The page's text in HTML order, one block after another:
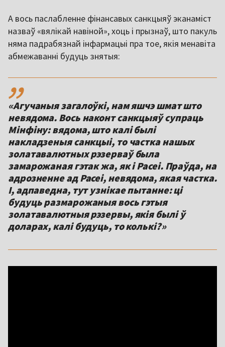
А вось паслабленне фінансавых санкцыяў эканаміст
назваў «вялікай навіной», хоць і прызнаў, што пакуль
няма падрабязнай інфармацыі пра тое, якія менавіта
абмежаванні будуць знятыя:
,,
«Агучаныя загалоўкі, нам яшчэ шмат што
невядома. Вось наконт санкцыяў супраць
Мінфіну: вядома, што калі былі
накладзеныя санкцыі, то частка нашых
золатавалютных рэзерваў была
замарожаная гэтак жа, як і Расеі. Праўда, на
адрозненне ад Расеі, невядома, якая частка.
І, адпаведна, тут узнікае пытанне: ці
будуць размарожаныя вось гэтыя
золатавалютныя рэзервы, якія былі ў
доларах, калі будуць, то колькі?»